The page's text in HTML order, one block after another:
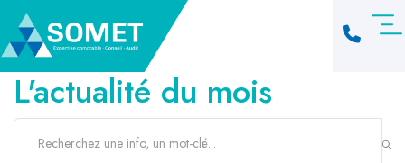
L'actualité du mois